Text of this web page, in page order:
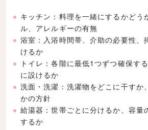
キッチン：料理を一緒にするかどう
ル、アレルギーの有無
浴室：入浴時間帯、介助の必要性、
けるか
トイレ：各階に最低1つずつ確保す
に設けるか
洗面・洗濯：洗濯物をどこに干すか
かの方針
給湯器：世帯ごとに分けるか、容量
するか